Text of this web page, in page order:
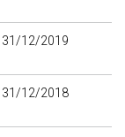
31/12/2019
31/12/2018